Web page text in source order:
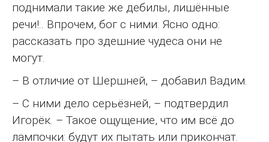
поднимали такие же дебилы, лишённые
речи!.. Впрочем, бог с ними. Ясно одно:
рассказать про здешние чудеса они не
могут.
– В отличие от Шершней, – добавил Вадим.
– С ними дело серьёзней, – подтвердил
Игорёк. – Такое ощущение, что им всё до
лампочки: будут их пытать или прикончат.